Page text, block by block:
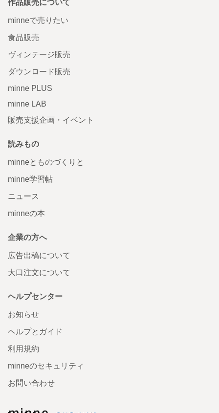
作品販売について
minneで売りたい
食品販売
ヴィンテージ販売
ダウンロード販売
minne PLUS
minne LAB
販売支援企画・イベント
読みもの
minneとものづくりと
minne学習帖
ニュース
minneの本
企業の方へ
広告出稿について
大口注文について
ヘルプセンター
お知らせ
ヘルプとガイド
利用規約
minneのセキュリティ
お問い合わせ